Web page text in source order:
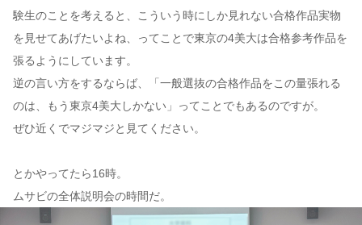
験生のことを考えると、こういう時にしか見れない合格作品実物
を見せてあげたいよね、ってことで東京の4美大は合格参考作品を
張るようにしています。
逆の言い方をするならば、「一般選抜の合格作品をこの量張れる
のは、もう東京4美大しかない」ってことでもあるのですが。
ぜひ近くでマジマジと見てください。
とかやってたら16時。
ムサビの全体説明会の時間だ。